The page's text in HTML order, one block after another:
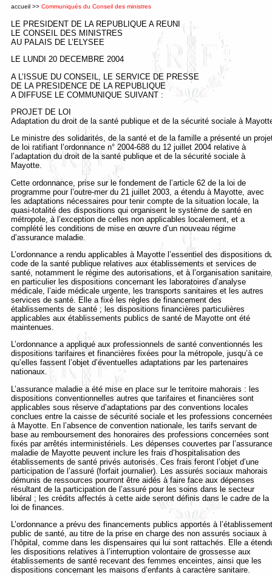
accueil >> Communiqués du Conseil des ministres
LE PRESIDENT DE LA REPUBLIQUE A REUNI
LE CONSEIL DES MINISTRES
AU PALAIS DE L’ELYSEE
LE LUNDI 20 DECEMBRE 2004
A L’ISSUE DU CONSEIL, LE SERVICE DE PRESSE
DE LA PRESIDENCE DE LA REPUBLIQUE
A DIFFUSE LE COMMUNIQUE SUIVANT :
PROJET DE LOI
Adaptation du droit de la santé publique et de la sécurité sociale à
Le ministre des solidarités, de la santé et de la famille a présenté un
de loi ratifiant l’ordonnance n° 2004-688 du 12 juillet 2004 relative à
l’adaptation du droit de la santé publique et de la sécurité sociale à
Mayotte.
Cette ordonnance, prise sur le fondement de l’article 62 de la loi de
programme pour l’outre-mer du 21 juillet 2003, a étendu à Mayotte, avec
les adaptations nécessaires pour tenir compte de la situation locale, la
quasi-totalité des dispositions qui organisent le système de santé en
métropole, à l’exception de celles non applicables localement, et a
complété les conditions de mise en œuvre d’un nouveau régime
d’assurance maladie.
L’ordonnance a rendu applicables à Mayotte l’essentiel des dispositions
code de la santé publique relatives aux établissements et services de
santé, notamment le régime des autorisations, et à l’organisation
en particulier les dispositions concernant les laboratoires d’analyse
médicale, l’aide médicale urgente, les transports sanitaires et les autres
services de santé. Elle a fixé les règles de financement des
établissements de santé ; les dispositions financières particulières
applicables aux établissements publics de santé de Mayotte ont été
maintenues.
L’ordonnance a appliqué aux professionnels de santé conventionnés les
dispositions tarifaires et financières fixées pour la métropole, jusqu’à ce
qu’elles fassent l’objet d’éventuelles adaptations par les partenaires
nationaux.
L’assurance maladie a été mise en place sur le territoire mahorais : les
dispositions conventionnelles autres que tarifaires et financières sont
applicables sous réserve d’adaptations par des conventions locales
conclues entre la caisse de sécurité sociale et les professions
à Mayotte. En l’absence de convention nationale, les tarifs servant de
base au remboursement des honoraires des professions concernées sont
fixés par arrêtés interministériels. Les dépenses couvertes par l’assurance
maladie de Mayotte peuvent inclure les frais d’hospitalisation des
établissements de santé privés autorisés. Ces frais feront l’objet d’une
participation de l’assuré (forfait journalier). Les assurés sociaux mahorais
démunis de ressources pourront être aidés à faire face aux dépenses
résultant de la participation de l’assuré pour les soins dans le secteur
libéral ; les crédits affectés à cette aide seront définis dans le cadre de la
loi de finances.
L’ordonnance a prévu des financements publics apportés à l’établissement
public de santé, au titre de la prise en charge des non assurés sociaux à
l’hôpital, comme dans les dispensaires qui lui sont rattachés. Elle a
les dispositions relatives à l’interruption volontaire de grossesse aux
établissements de santé recevant des femmes enceintes, ainsi que les
dispositions concernant les maisons d’enfants à caractère sanitaire.